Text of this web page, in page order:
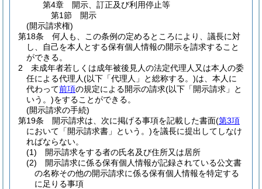
第4章
開示、訂正及び利用停止等
第1節
開示
(開示請求権)
第18条
何人も、この条例の定めるところにより、議長に対
し、自己を本人とする保有個人情報の開示を請求すること
ができる。
2
未成年者若しくは成年被後見人の法定代理人又は本人の委
任による代理人(以下「代理人」と総称する。)は、本人に
代わって前項の規定による開示の請求(以下「開示請求」と
いう。)をすることができる。
(開示請求の手続)
第19条
開示請求は、次に掲げる事項を記載した書面(第3項
において「開示請求書」という。)を議長に提出してしなけ
ればならない。
(1)
開示請求をする者の氏名及び住所又は居所
(2)
開示請求に係る保有個人情報が記録されている公文書
の名称その他の開示請求に係る保有個人情報を特定する
に足りる事項